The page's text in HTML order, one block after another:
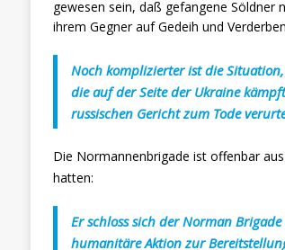
gewesen sein, daß gefangene Söldner
ihrem Gegner auf Gedeih und
Noch komplizierter ist die
die auf der Seite der Ukraine
russischen Gericht zum Tode
Die Normannenbrigade ist offenbar
hatten:
Er schloss sich der Norman
humanitäre Aktion zur